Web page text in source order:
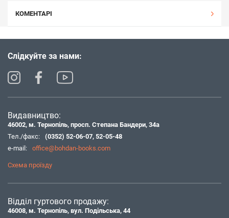
КОМЕНТАРІ
Слідкуйте за нами:
Видавництво:
46002, м. Тернопіль, просп. Степана Бандери, 34а
Тел./факс:
(0352) 52-06-07, 52-05-48
e-mail:
office@bohdan-books.com
Схема проїзду
Відділ гуртового продажу:
46008, м. Тернопіль, вул. Подільська, 44